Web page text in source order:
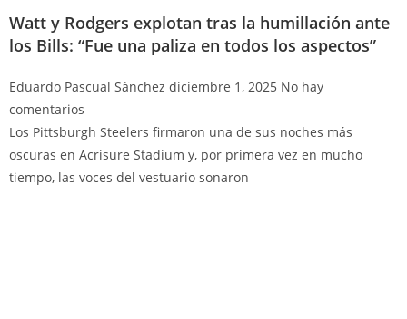
Watt y Rodgers explotan tras la humillación ante
los Bills: “Fue una paliza en todos los aspectos”
Eduardo Pascual Sánchez diciembre 1, 2025 No hay
comentarios
Los Pittsburgh Steelers firmaron una de sus noches más
oscuras en Acrisure Stadium y, por primera vez en mucho
tiempo, las voces del vestuario sonaron